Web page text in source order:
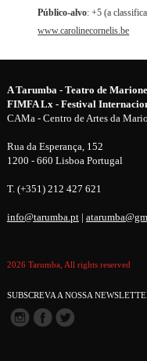
Público-alvo: +5 (a
www.carolinecornelis.be
A Tarumba - Teatro de
FIMFA Lx - Festival
CAMa - Centro de Artes da
Rua da Esperança, 152
1200 - 660 Lisboa Portugal
T. (+351) 212 427 621
info@tarumba.pt|
2026 Tarumba, All rights reserved
SUBSCREVA A NOSSA